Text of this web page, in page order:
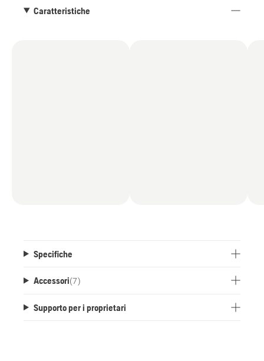
Caratteristiche
Specifiche
Accessori(7)
Supporto per i proprietari